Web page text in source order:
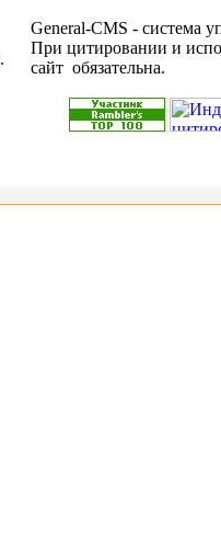
.
General-CMS - система
При цитировании и
сайт обязательна.